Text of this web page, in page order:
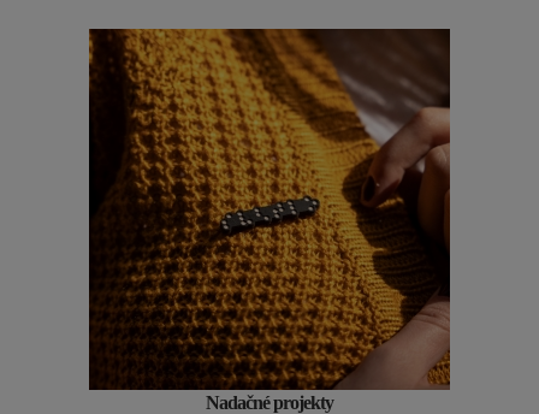
Nadačné projekty